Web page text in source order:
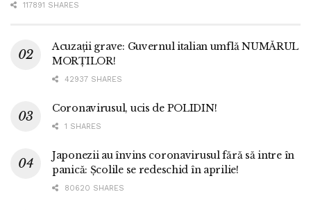
117891 SHARES
Acuzații grave: Guvernul italian umflă NUMĂRUL
MORȚILOR!
42937 SHARES
Coronavirusul, ucis de POLIDIN!
1 SHARES
Japonezii au învins coronavirusul fără să intre în
panică: Școlile se redeschid în aprilie!
80620 SHARES